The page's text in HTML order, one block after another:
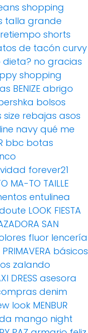
shopping
talla grande
shorts
de tacón curvy
dieta? no gracias
shopping
BENIZE abrigo
bolsos
size rebajas asos
navy qué me
bbc botas
forever21
MA-TO TAILLE
entulinea
LOOK FIESTA
SAN
fluor lencería
PRIMAVERA básicos
zalando
DRESS asesora
denim
look MENBUR
mango night